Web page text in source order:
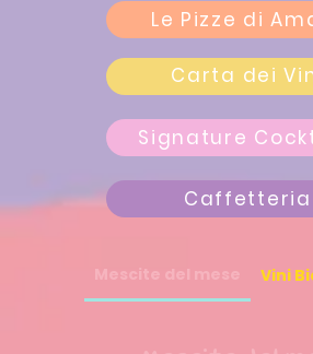
Vini
Le Pizze di
Carta dei
Signature
Caffetteria